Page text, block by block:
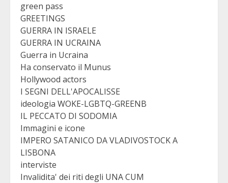
green pass
GREETINGS
GUERRA IN ISRAELE
GUERRA IN UCRAINA
Guerra in Ucraina
Ha conservato il Munus
Hollywood actors
I SEGNI DELL'APOCALISSE
ideologia WOKE-LGBTQ-GREENB
IL PECCATO DI SODOMIA
Immagini e icone
IMPERO SATANICO DA VLADIVOSTOCK A
LISBONA
interviste
Invalidita' dei riti degli UNA CUM